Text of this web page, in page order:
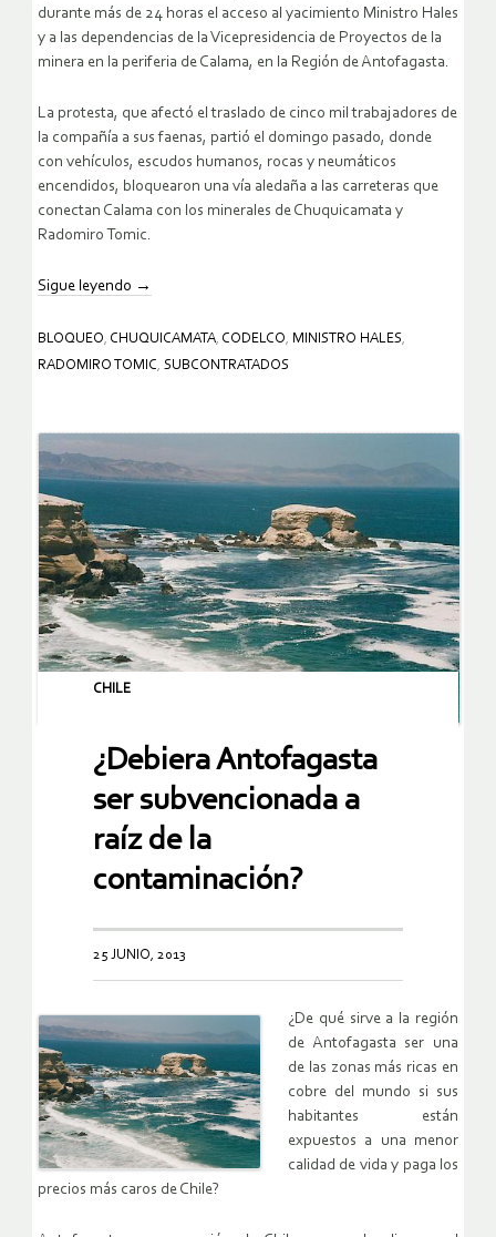
durante más de 24 horas el acceso al yacimiento Ministro Hales
y a las dependencias de la Vicepresidencia de Proyectos de la
minera en la periferia de Calama, en la Región de Antofagasta.
La protesta, que afectó el traslado de cinco mil trabajadores de
la compañía a sus faenas, partió el domingo pasado, donde
con vehículos, escudos humanos, rocas y neumáticos
encendidos, bloquearon una vía aledaña a las carreteras que
conectan Calama con los minerales de Chuquicamata y
Radomiro Tomic.
Sigue leyendo →
BLOQUEO, CHUQUICAMATA, CODELCO, MINISTRO HALES,
RADOMIRO TOMIC, SUBCONTRATADOS
CHILE
¿Debiera Antofagasta
ser subvencionada a
raíz de la
contaminación?
25 JUNIO, 2013
¿De qué sirve a la región
de Antofagasta ser una
de las zonas más ricas en
cobre del mundo si sus
habitantes están
expuestos a una menor
calidad de vida y paga los
precios más caros de Chile?